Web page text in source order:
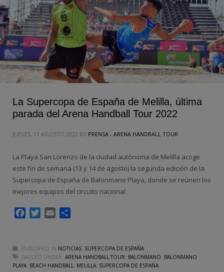
La Supercopa de España de Melilla, última
parada del Arena Handball Tour 2022
JUEVES, 11 AGOSTO 2022 BY PRENSA - ARENA HANDBALL TOUR
La Playa San Lorenzo de la ciudad autónoma de Melilla acoge
este fin de semana (13 y 14 de agosto) la segunda edición de la
Supercopa de España de Balonmano Playa, donde se reúnen los
mejores equipos del circuito nacional
FacebookTwitter
Email
PUBLISHED IN NOTICIAS, SUPERCOPA DE ESPAÑA
TAGGED UNDER: ARENA HANDBALL TOUR, BALONMANO, BALONMANO
PLAYA, BEACH HANDBALL, MELILLA, SUPERCOPA DE ESPAÑA